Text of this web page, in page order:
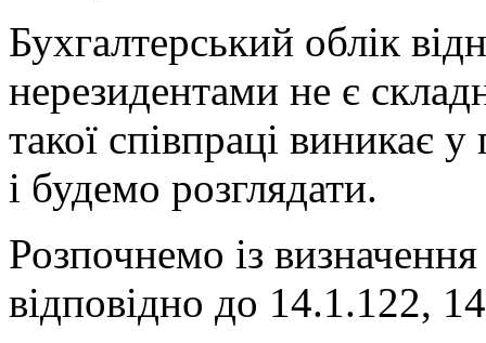
Бухгалтерський облік
нерезидентами не є
такої співпраці виникає
і будемо розглядати.
Розпочнемо із
відповідно до 14.1.122,